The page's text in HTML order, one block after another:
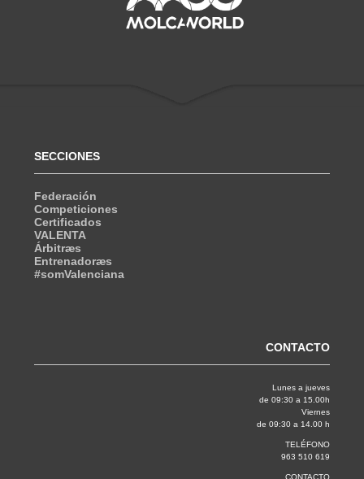
SECCIONES
Federación
Competiciones
Certificados
VALENTA
Árbitræs
Entrenadoræs
#somValenciana
CONTACTO
Lunes a jueves
de 09:30 a 15.00h
Viernes
de 09:30 a 14.00 h
TELÉFONO
963 510 619
CONTACTO